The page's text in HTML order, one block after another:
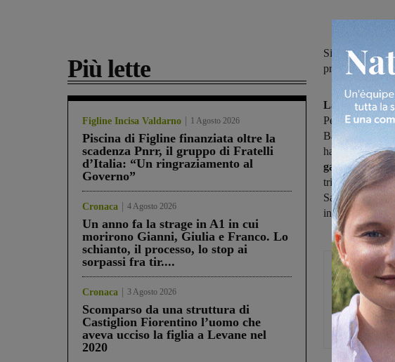
Più lette
Figline Incisa Valdarno 1 Agosto 2026
Piscina di Figline finanziata oltre la
scadenza Pnrr, il gruppo di Fratelli
d’Italia: “Un ringraziamento al
Governo”
Cronaca 4 Agosto 2026
Un anno fa la strage in A1 in cui
morirono Gianni, Giulia e Franco. Lo
schianto, il processo, lo stop ai
sorpassi fra tir....
Cronaca 3 Agosto 2026
Scomparso da una struttura di
Castiglion Fiorentino l’uomo che
aveva ucciso la figlia a Levane nel
2020
Si sono
preso parte al
La Ginnastica
Pesaro con
Bartoli e Sara
ha vinto, a
gare"
tricolore. Lo
Salusti, Livia
in virtù del